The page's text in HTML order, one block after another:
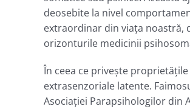
deosebite la nivel
extraordinar din viaţa noastră,
orizonturile medicinii
În ceea ce priveşte
extrasenzoriale latente.
Asociaţiei Parapsihologilor din